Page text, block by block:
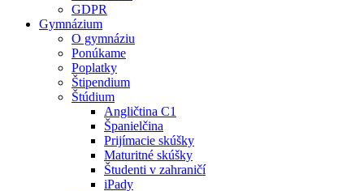
GDPR
Gymnázium
O gymnáziu
Ponúkame
Poplatky
Štipendium
Štúdium
Angličtina C1
Španielčina
Prijímacie skúšky
Maturitné skúšky
Študenti v zahraničí
iPady